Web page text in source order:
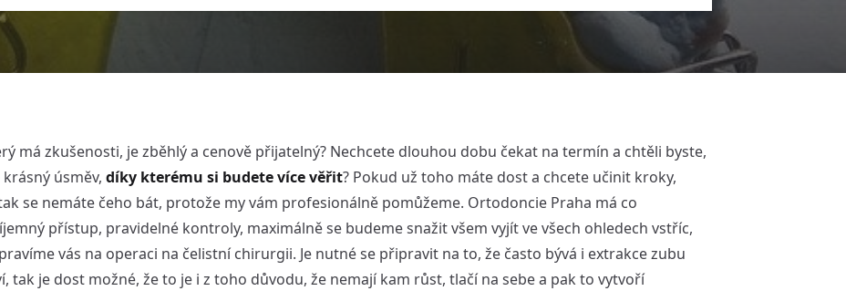
má zkušenosti, je zběhlý a cenově přijatelný? Nechcete dlouhou dobu čekat na termín a chtěli byste,
úsměv, díky kterému si budete více věřit? Pokud už toho máte dost a chcete učinit kroky,
se nemáte čeho bát, protože my vám profesionálně pomůžeme. Ortodoncie Praha má co
přístup, pravidelné kontroly, maximálně se budeme snažit všem vyjít ve všech ohledech vstříc,
vás na operaci na čelistní chirurgii. Je nutné se připravit na to, že často bývá i extrakce zubu
tak je dost možné, že to je i z toho důvodu, že nemají kam růst, tlačí na sebe a pak to vytvoří